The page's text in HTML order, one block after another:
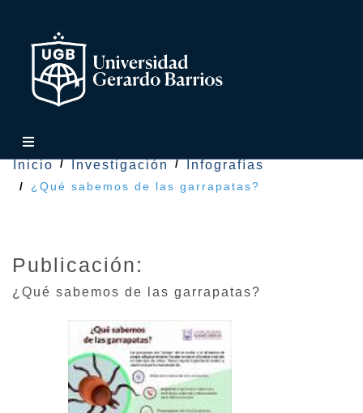
Inicio Investigación Infografías
¿Qué sabemos de las garrapatas?
Publicación:
¿Qué sabemos de las garrapatas?